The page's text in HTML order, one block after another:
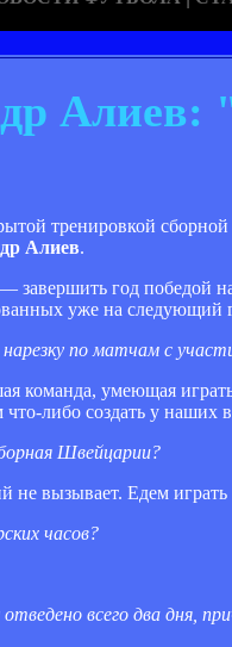
Алиев:
тренировкой
Алиев.
завершить год победой
уже на следующий
по матчам с
умеющая играть
либо создать у наших
Швейцарии?
вызывает. Едем
часов?
всего два дня,